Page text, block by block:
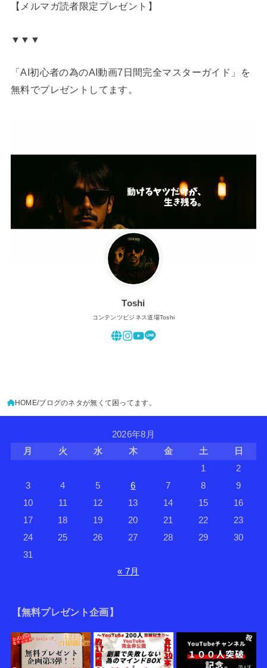
【メルマガ読者限定プレゼント】
▼▼▼
「AI初心者の為のAI動画7日間完全マスターガイド」を
無料でプレゼントしてます。
Toshi
コンテンツビジネス道場Toshi
HOME ブログのネタが無くて困ってます。
2026年8月
月
火 水 木 金 土
日
1
2
3
4 5 6 7 8
9
10
11 12 13 14 15
16
17
18 19 20 21 22
23
24
25 26 27 28 29
30
31
« 7月
【無料プレゼント企画】